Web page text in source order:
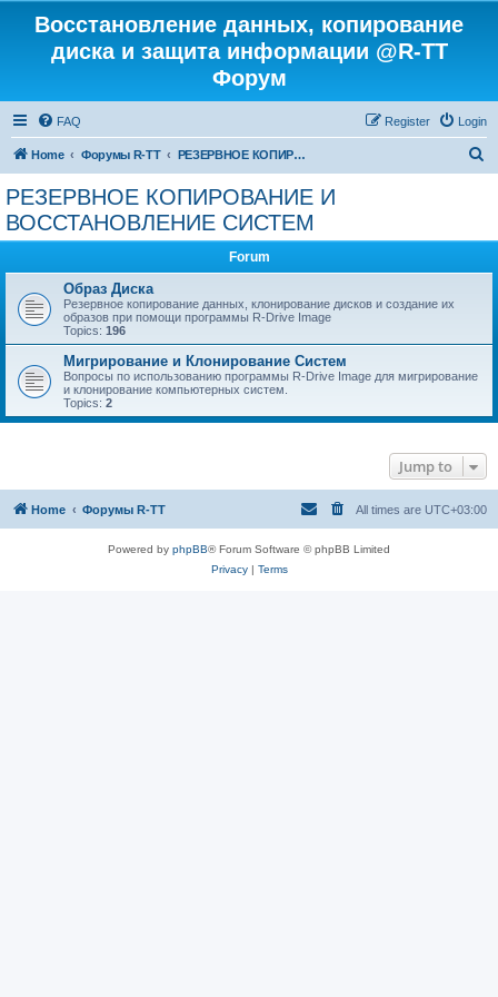
Восстановление данных, копирование
диска и защита информации @R-TT
Форум
FAQ Login
Register
Home Форумы R-TT РЕЗЕРВНОЕ КОПИРОВАНИЕ И ВОССТАНОВЛЕНИЕ СИСТЕМ
РЕЗЕРВНОЕ КОПИРОВАНИЕ И
ВОССТАНОВЛЕНИЕ СИСТЕМ
Forum
Образ Диска
Резервное копирование данных, клонирование дисков и создание их
образов при помощи программы R-Drive Image
Topics: 196
Мигрирование и Клонирование Систем
Вопросы по использованию программы R-Drive Image для мигрирование
и клонирование компьютерных систем.
Topics: 2
Jump to
Home Форумы R-TT All times are UTC+03:00
Powered by phpBB® Forum Software © phpBB Limited
Privacy| Terms